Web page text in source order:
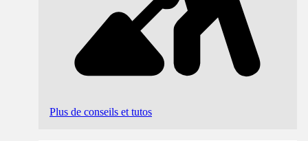
Plus de conseils et tutos